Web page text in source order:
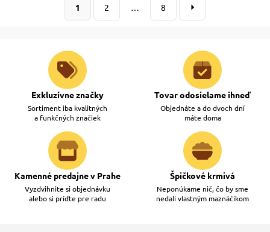
1 2 … 8
Exkluzívne značky
Sortiment iba kvalitných
a funkčných značiek
Tovar odosielame ihneď
Objednáte a do dvoch dní
máte doma
Kamenné predajne v Prahe
Vyzdvihnite si objednávku
alebo si príďte pre radu
Špičkové krmivá
Neponúkame nič, čo by sme
nedali vlastným maznáčikom